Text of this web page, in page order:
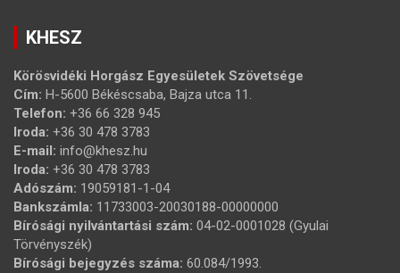
KHESZ
Körösvidéki Horgász Egyesületek Szövetsége
Cím: H-5600 Békéscsaba, Bajza utca 11.
Telefon: +36 66 328 945
Iroda: +36 30 478 3783
E-mail: info@khesz.hu
Iroda: +36 30 478 3783
Adószám: 19059181-1-04
Bankszámla: 11733003-20030188-00000000
Bírósági nyilvántartási szám: 04-02-0001028 (Gyulai
Törvényszék)
Bírósági bejegyzés száma: 60.084/1993.